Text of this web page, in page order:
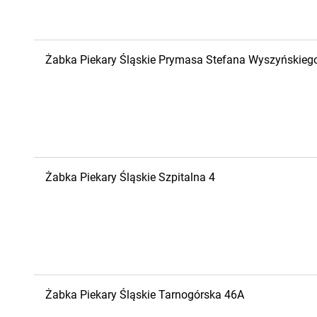
Żabka Piekary Śląskie Prymasa Stefana
Żabka Piekary Śląskie Szpitalna 4
Żabka Piekary Śląskie Tarnogórska 46A